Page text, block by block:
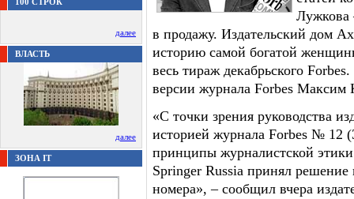
далее
ВЛАСТЬ
далее
ЗОНА IT
Лужкова
в продажу. Издательский дом
историю самой богатой
весь тираж декабрьского
версии журнала Forbes Максим
«С точки зрения руководства
историей журнала Forbes № 12
принципы журналистской
Springer Russia принял решение
номера», – сообщил вчера